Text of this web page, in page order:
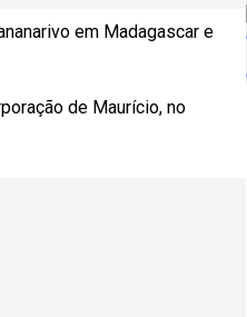
em Madagascar e
de Maurício, no